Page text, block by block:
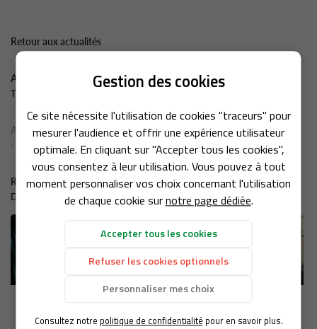
Gestion des cookies
Ce site nécessite l'utilisation de cookies "traceurs" pour
mesurer l'audience et offrir une expérience utilisateur
optimale. En cliquant sur "Accepter tous les cookies",
vous consentez à leur utilisation. Vous pouvez à tout
moment personnaliser vos choix concernant l'utilisation
de chaque cookie surnotre page dédiée.
Accepter tous les cookies
Refuser les cookies optionnels
Personnaliser mes choix
Consultez notre politique de confidentialité pour en savoir plus.
SERVICES
PRODUITS
NOS VIDÉOS
DU VÉTO
CONTACT
02 43 21 62
Rejoignez-
Retour aux actualités
Actualité précédente
Transplantation fécale
Actualité suivante
-
Récemment
D'autres actualités qui pourraient vous intéresser
Vétérinaire
Les locaux